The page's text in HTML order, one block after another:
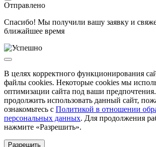
Отправлено
Спасибо! Мы получили вашу заявку и
ближайшее время
В целях корректного функционирования
файлы cookies. Некоторые cookies мы
оптимизации сайта под ваши
продолжить использовать данный сайт,
ознакомьтесь с Политикой в отношении
персональных данных. Для продолжения
нажмите «Разрешить».
Разрешить